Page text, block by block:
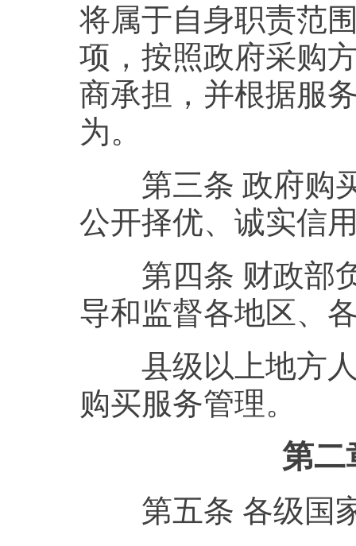
将属于自身职责范
项，按照政府采购
商承担，并根据服
为。
第三条 政府购买
公开择优、诚实信
第四条 财政部负
导和监督各地区、
县级以上地方人
购买服务管理。
第二
第五条 各级国家